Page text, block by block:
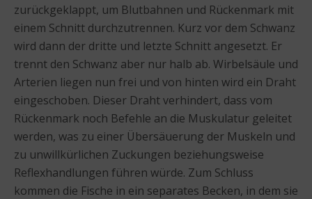
zurückgeklappt, um Blutbahnen und Rückenmark mit
einem Schnitt durchzutrennen. Kurz vor dem Schwanz
wird dann der dritte und letzte Schnitt angesetzt. Er
trennt den Schwanz aber nur halb ab. Wirbelsäule und
Arterien liegen nun frei und von hinten wird ein Draht
eingeschoben. Dieser Draht verhindert, dass vom
Rückenmark noch Befehle an die Muskulatur geleitet
werden, was zu einer Übersäuerung der Muskeln und
zu unwillkürlichen Zuckungen beziehungsweise
Reflexhandlungen führen würde. Zum Schluss
kommen die Fische in ein separates Becken, in dem sie